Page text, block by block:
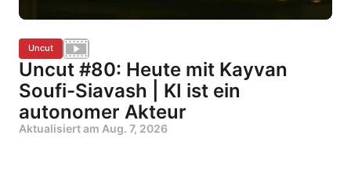
Uncut
Uncut #80: Heute mit Kayvan
Soufi-Siavash | KI ist ein
autonomer Akteur
Aktualisiert am Aug. 7, 2026